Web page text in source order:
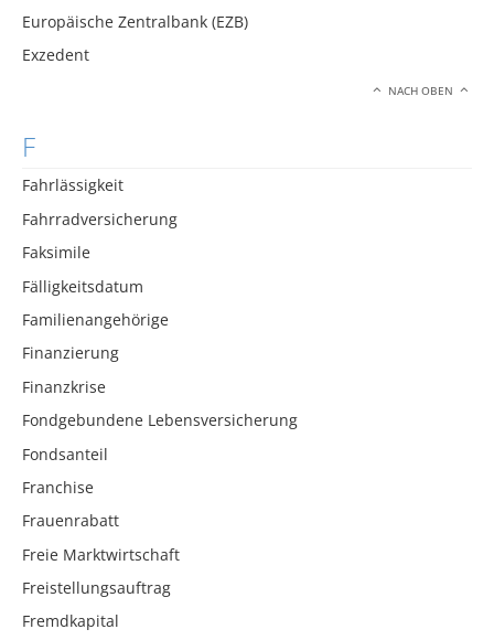
Europäische Zentralbank (EZB)
Exzedent
NACH OBEN
F
Fahrlässigkeit
Fahrradversicherung
Faksimile
Fälligkeitsdatum
Familienangehörige
Finanzierung
Finanzkrise
Fondgebundene Lebensversicherung
Fondsanteil
Franchise
Frauenrabatt
Freie Marktwirtschaft
Freistellungsauftrag
Fremdkapital